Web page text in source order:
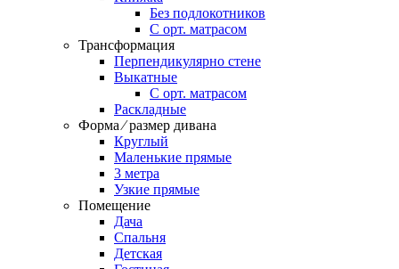
Без подлокотников
С орт. матрасом
Трансформация
Перпендикулярно стене
Выкатные
С орт. матрасом
Раскладные
Форма ⁄ размер дивана
Круглый
Маленькие прямые
3 метра
Узкие прямые
Помещение
Дача
Спальня
Детская